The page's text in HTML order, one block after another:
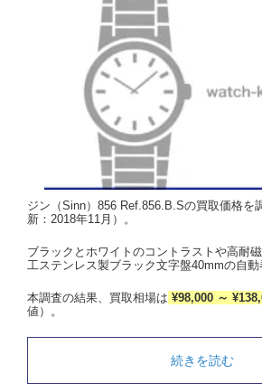
ジン（Sinn）856 Ref.856.B.Sの買取価格を
新：2018年11月）。
ブラックとホワイトのコントラストや高耐
工ステンレス製ブラック文字盤40mmの自動
本調査の結果、買取相場は ¥98,000 ～
値）。
続きを読む